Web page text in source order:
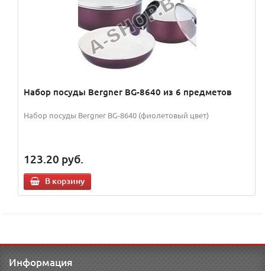
Набор посуды Bergner BG-8640 из 6 предметов
Набор посуды Bergner BG-8640 (фиолетовый цвет)
123.20 руб.
В корзину
Информация